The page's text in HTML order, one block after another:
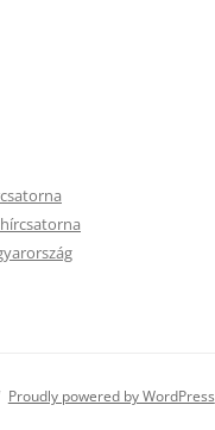
Proudly powered by WordPress